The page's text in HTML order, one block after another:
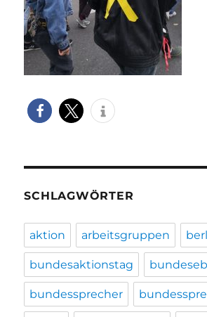
SCHLAGWÖRTER
aktion arbeitsgruppen
bundesaktionstag
bundessprecher